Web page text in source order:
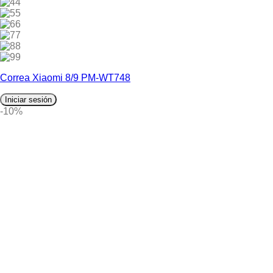
4
5
6
7
8
9
Correa Xiaomi 8/9 PM-WT748
Iniciar sesión
-10%